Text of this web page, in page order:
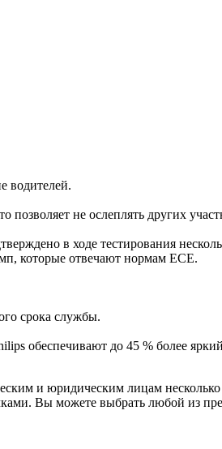
водителей.
не ‎ослеплять других
в ‎ходе тестирования
которые отвечают ‎нормам ECE.
срока ‎службы.
‎обеспечивают до 45 % более
и юридическим лицам
Вы можете выбрать любой из